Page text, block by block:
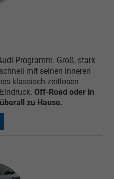
Programm. Groß, stark
mit seinen inneren
klassisch-zeitlosen
Off-Road oder in
zu Hause.